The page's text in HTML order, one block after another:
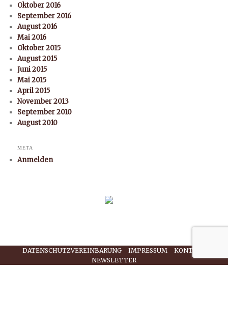
Oktober 2016
September 2016
August 2016
Mai 2016
Oktober 2015
August 2015
Juni 2015
Mai 2015
April 2015
November 2013
September 2010
August 2010
META
Anmelden
DATENSCHUTZVEREINBARUNG IMPRESSUM
KONTAKT
NEWSLETTER